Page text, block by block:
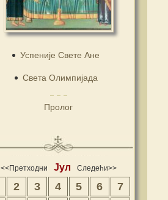
Успеније Свете Ане
Света Олимпијада
Пролог
<<Претходни Јул Следећи>>
2 3 4 5 6
7